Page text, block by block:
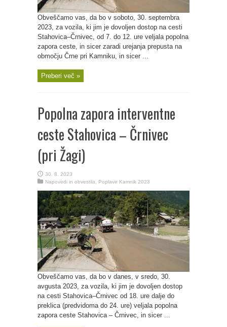
Obveščamo vas, da bo v soboto, 30. septembra
2023, za vozila, ki jim je dovoljen dostop na cesti
Stahovica–Črnivec, od 7. do 12. ure veljala popolna
zapora ceste, in sicer zaradi urejanja prepusta na
območju Črne pri Kamniku, in sicer ...
Preberi več »
Popolna zapora interventne
ceste Stahovica – Črnivec
(pri Žagi)
30. 8. 2023
Napovedi in obvestila
Poplave Kamnik 2023
Obveščamo vas, da bo v danes, v sredo, 30.
avgusta 2023, za vozila, ki jim je dovoljen dostop
na cesti Stahovica–Črnivec od 18. ure dalje do
preklica (predvidoma do 24. ure) veljala popolna
zapora ceste Stahovica – Črnivec, in sicer ...